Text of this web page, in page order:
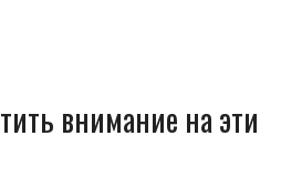
внимание на эти